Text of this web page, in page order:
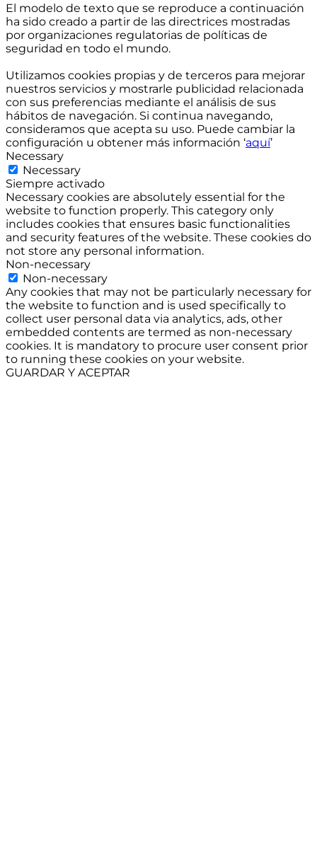
El modelo de texto que se reproduce a continuación
ha sido creado a partir de las directrices mostradas
por organizaciones regulatorias de políticas de
seguridad en todo el mundo.
Utilizamos cookies propias y de terceros para mejorar
nuestros servicios y mostrarle publicidad relacionada
con sus preferencias mediante el análisis de sus
hábitos de navegación. Si continua navegando,
consideramos que acepta su uso. Puede cambiar la
configuración u obtener más información ‘aquí’
Necessary
Necessary
Siempre activado
Necessary cookies are absolutely essential for the
website to function properly. This category only
includes cookies that ensures basic functionalities
and security features of the website. These cookies do
not store any personal information.
Non-necessary
Non-necessary
Any cookies that may not be particularly necessary for
the website to function and is used specifically to
collect user personal data via analytics, ads, other
embedded contents are termed as non-necessary
cookies. It is mandatory to procure user consent prior
to running these cookies on your website.
GUARDAR Y ACEPTAR